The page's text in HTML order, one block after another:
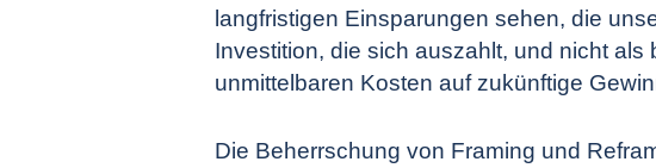
langfristigen Einsparungen sehen, die
Investition, die sich auszahlt, und nicht
unmittelbaren Kosten auf zukünftige
Die Beherrschung von Framing und